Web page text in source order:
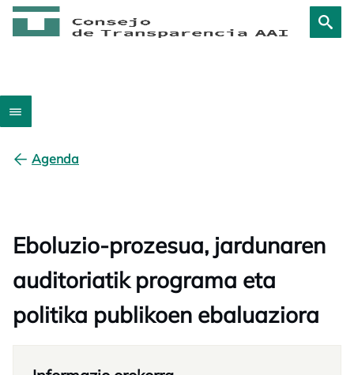
Agenda
Eboluzio-prozesua, jardunaren
auditoriatik programa eta
politika publikoen ebaluaziora